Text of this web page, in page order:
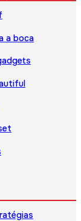
a boca